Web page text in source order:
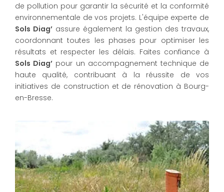
de pollution pour garantir la sécurité et la conformité
environnementale de vos projets. L'équipe experte de
Sols Diag’ assure également la gestion des travaux,
coordonnant toutes les phases pour optimiser les
résultats et respecter les délais. Faites confiance à
Sols Diag’ pour un accompagnement technique de
haute qualité, contribuant à la réussite de vos
initiatives de construction et de rénovation à Bourg-
en-Bresse.